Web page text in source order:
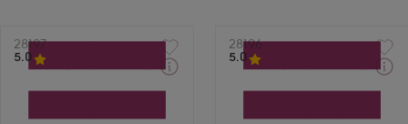
Артикул
28197
5.0
Артикул
28196
5.0